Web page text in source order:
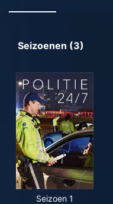
Seizoenen (3)
Seizoen 1